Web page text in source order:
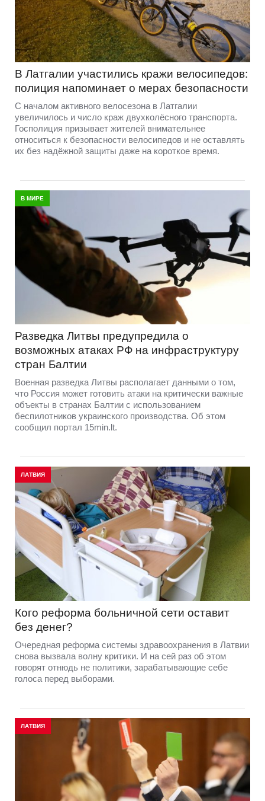
В Латгалии участились кражи велосипедов:
полиция напоминает о мерах безопасности
С началом активного велосезона в Латгалии
увеличилось и число краж двухколёсного транспорта.
Госполиция призывает жителей внимательнее
относиться к безопасности велосипедов и не оставлять
их без надёжной защиты даже на короткое время.
В МИРЕ
Разведка Литвы предупредила о
возможных атаках РФ на инфраструктуру
стран Балтии
Военная разведка Литвы располагает данными о том,
что Россия может готовить атаки на критически важные
объекты в странах Балтии с использованием
беспилотников украинского производства. Об этом
сообщил портал 15min.lt.
ЛАТВИЯ
Кого реформа больничной сети оставит
без денег?
Очередная реформа системы здравоохранения в Латвии
снова вызвала волну критики. И на сей раз об этом
говорят отнюдь не политики, зарабатывающие себе
голоса перед выборами.
ЛАТВИЯ